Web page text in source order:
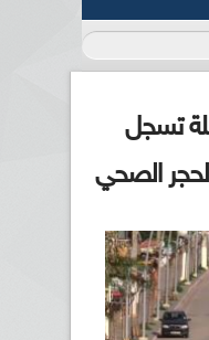
تسجل